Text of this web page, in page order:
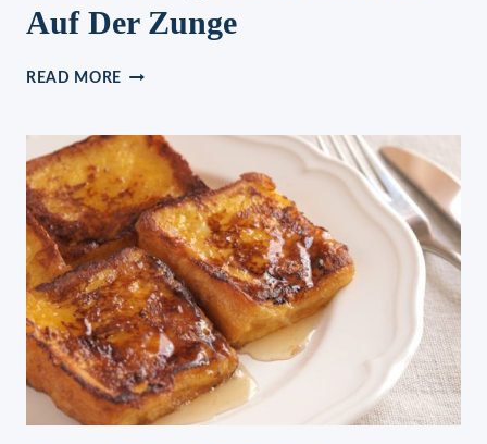
Auf Der Zunge
READ MORE KEIN
OFEN!
EIN
SUPERSCHNELLER
WEIHNACHTSGENUSS!
SCHMILZT
AUF
DER
ZUNGE